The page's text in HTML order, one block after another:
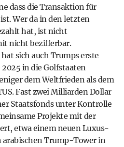
dass die Transaktion für
Wer da in den letzten
hat, ist nicht
nicht bezifferbar.
sich auch Trumps erste
in die Golfstaaten
dem Weltfrieden als dem
Fast zwei Milliarden Dollar
Staatsfonds unter Kontrolle
Projekte mit der
etwa einem neuen Luxus-
arabischen Trump-Tower in